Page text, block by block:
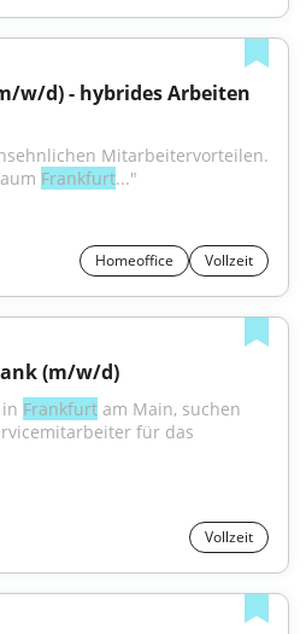
w/d) - hybrides Arbeiten
Mitarbeitervorteilen.
Frankfurt..."
Homeoffice Vollzeit
(m/w/d)
Frankfurt am Main, suchen
für das
Vollzeit